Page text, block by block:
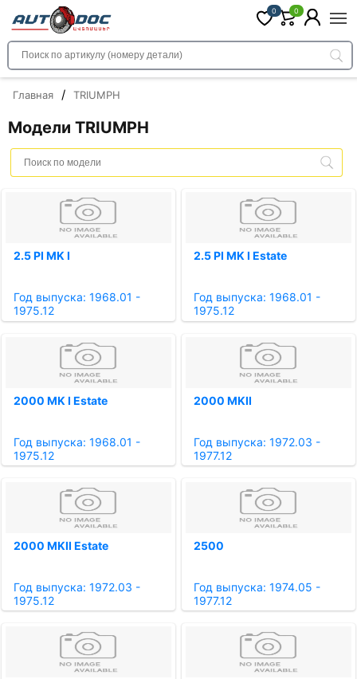
0 0
Главная / TRIUMPH
Модели TRIUMPH
2.5 PI MK I
Год выпуска: 1968.01 -
1975.12
2.5 PI MK I Estate
Год выпуска: 1968.01 -
1975.12
2000 MK I Estate
Год выпуска: 1968.01 -
1975.12
2000 MKII
Год выпуска: 1972.03 -
1977.12
2000 MKII Estate
Год выпуска: 1972.03 -
1975.12
2500
Год выпуска: 1974.05 -
1977.12